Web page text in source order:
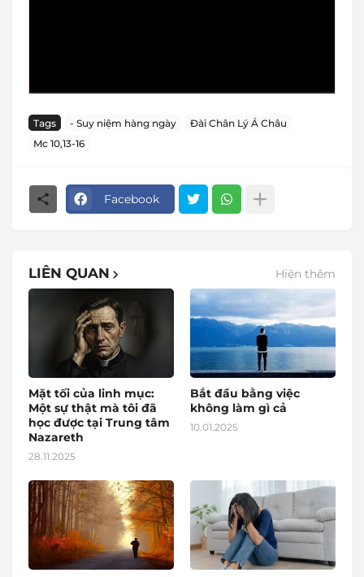
Tags - Suy niệm hàng ngày
Đài Chân Lý Á Châu
Mc 10,13-16
Facebook
LIÊN QUAN Hiện thêm
Mặt tối của linh mục:
Một sự thật mà tôi đã
học được tại Trung tâm
Nazareth
28.11.2025
Bắt đầu bằng việc
không làm gì cả
10.01.2025